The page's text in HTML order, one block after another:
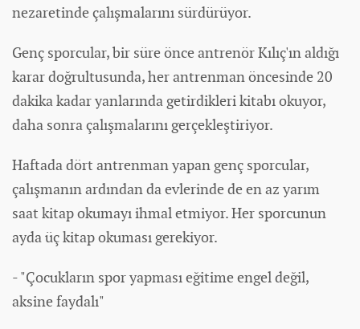
nezaretinde çalışmalarını sürdürüyor.
Genç sporcular, bir süre önce antrenör Kılıç'ın aldığı
karar doğrultusunda, her antrenman öncesinde 20
dakika kadar yanlarında getirdikleri kitabı okuyor,
daha sonra çalışmalarını gerçekleştiriyor.
Haftada dört antrenman yapan genç sporcular,
çalışmanın ardından da evlerinde de en az yarım
saat kitap okumayı ihmal etmiyor. Her sporcunun
ayda üç kitap okuması gerekiyor.
- "Çocukların spor yapması eğitime engel değil,
aksine faydalı"